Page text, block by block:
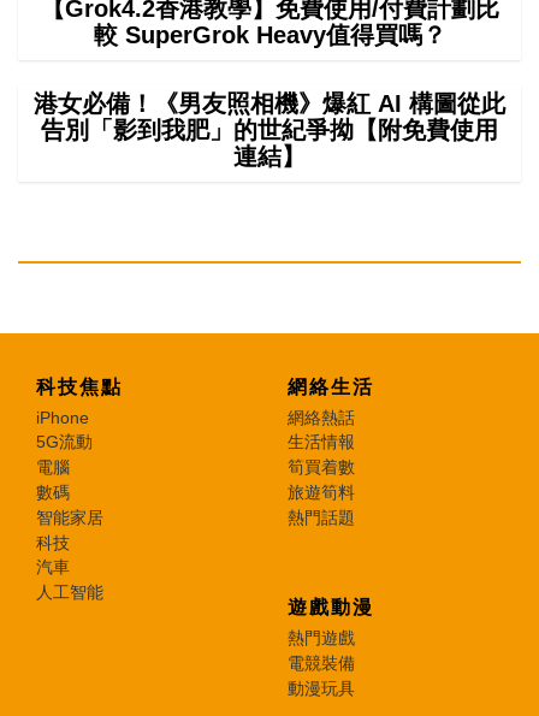
【Grok4.2香港教學】免費使用/付費計劃比
較 SuperGrok Heavy值得買嗎？
港女必備！《男友照相機》爆紅 AI 構圖從此
告別「影到我肥」的世紀爭拗【附免費使用
連結】
科技焦點
iPhone
5G流動
電腦
數碼
智能家居
科技
汽車
人工智能
網絡生活
網絡熱話
生活情報
筍買着數
旅遊筍料
熱門話題
遊戲動漫
熱門遊戲
電競裝備
動漫玩具